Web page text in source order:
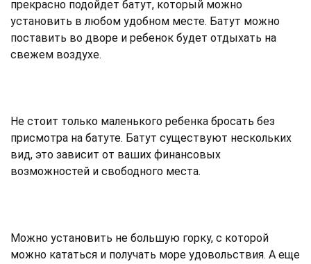
прекрасно подойдет батут, который можно
установить в любом удобном месте. Батут можно
поставить во дворе и ребенок будет отдыхать на
свежем воздухе.
Не стоит только маленького ребенка бросать без
присмотра на батуте. Батут существуют нескольких
вид, это зависит от ваших финансовых
возможностей и свободного места.
Можно установить не большую горку, с которой
можно кататься и получать море удовольствия. А еще